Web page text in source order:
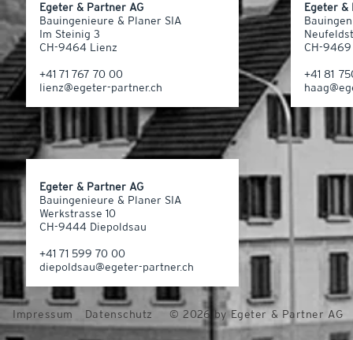
Egeter & Partner AG
Bauingenieure & Planer SIA
Im Steinig 3
CH-9464 Lienz
+41 71 767 70 00
lienz@egeter-partner.ch
Egeter &
CH-
+41 81
Egeter & Partner AG
Bauingenieure & Planer SIA
Werkstrasse 10
CH-9444 Diepoldsau
+41 71 599 70 00
diepoldsau@egeter-partner.ch
Impressum Datenschutz © 2026 by Egeter & Partner AG